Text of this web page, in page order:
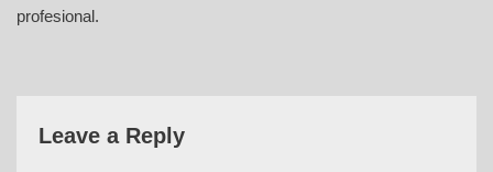
profesional.
Leave a Reply